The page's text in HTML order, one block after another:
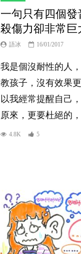
一句只有四個
殺傷力卻非常
語冰 16/01/2017
我是個沒耐性的人
教孩子，沒有效果
以我經常提醒自己
原來，更要杜絕的
4.8K 5